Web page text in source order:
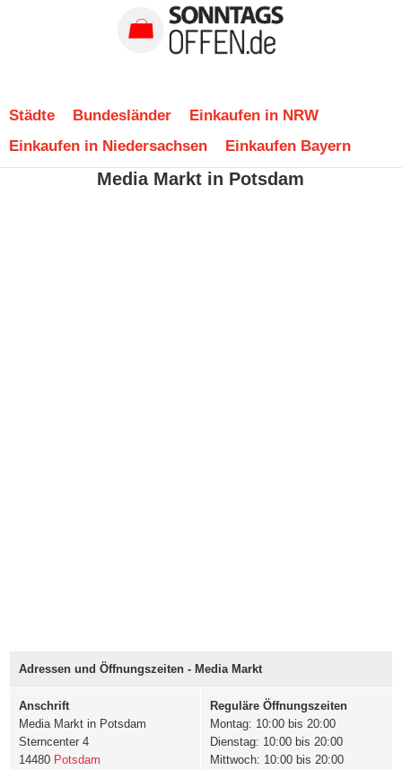
Städte Bundesländer
Einkaufen in NRW
Einkaufen in Niedersachsen
Einkaufen Bayern
Media Markt in Potsdam
Adressen und Öffnungszeiten - Media Markt
Anschrift
Media Markt in Potsdam
Sterncenter 4
14480 Potsdam
Reguläre Öffnungszeiten
Montag: 10:00 bis 20:00
Dienstag: 10:00 bis 20:00
Mittwoch: 10:00 bis 20:00